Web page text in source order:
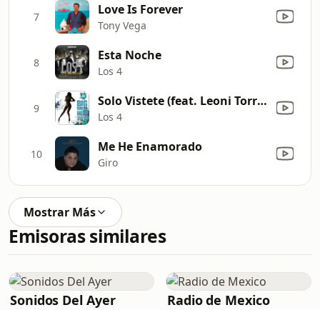
7 Love Is Forever
Tony Vega
8 Esta Noche
Los 4
9 Solo Vistete (feat. Leoni Torres)
Los 4
10 Me He Enamorado
Giro
Mostrar Más
Emisoras similares
Sonidos Del Ayer Radio de Mexico